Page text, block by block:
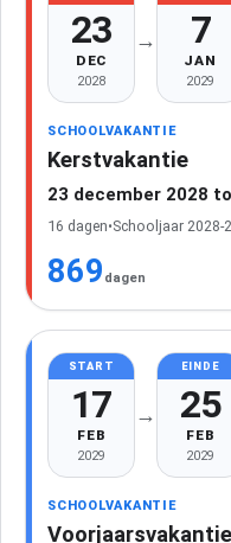
23
DEC
2028
→ 7
JAN
2029
SCHOOLVAKANTIE
Kerstvakantie
23 december 2028
16 dagen•Schooljaar 2028-
869 dagen
START
17
FEB
2029
→
EINDE
25
FEB
2029
SCHOOLVAKANTIE
Voorjaarsvakantie